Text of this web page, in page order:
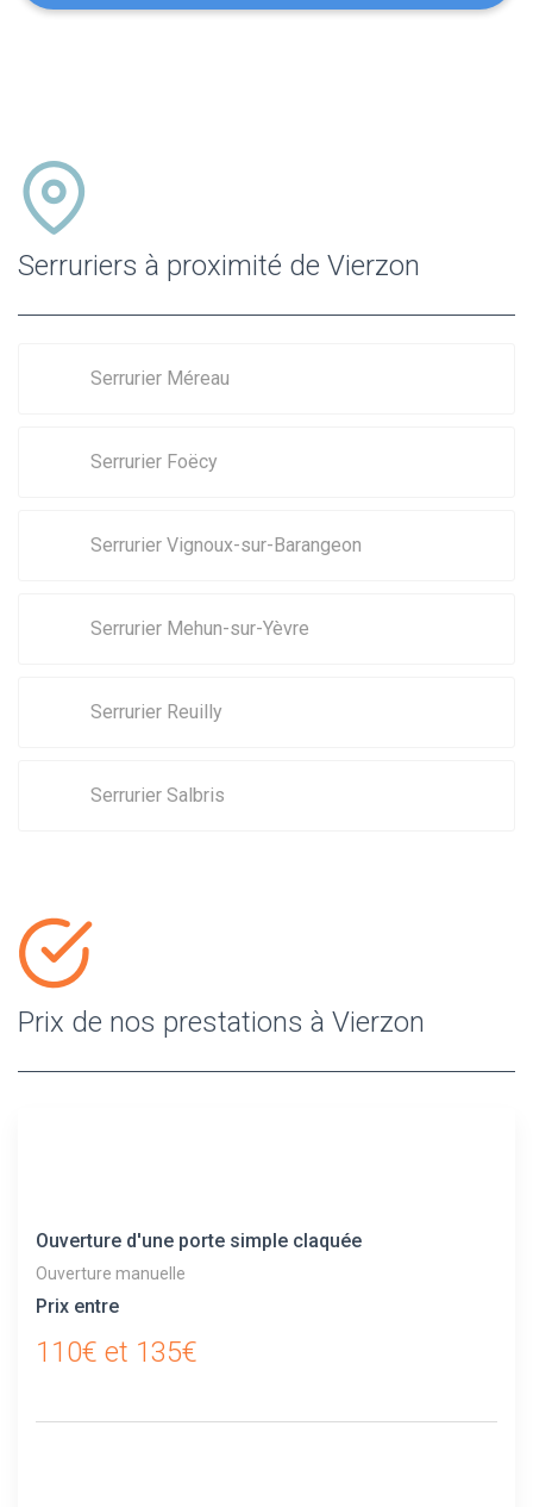
Serruriers à proximité de Vierzon
Serrurier Méreau
Serrurier Foëcy
Serrurier Vignoux-sur-Barangeon
Serrurier Mehun-sur-Yèvre
Serrurier Reuilly
Serrurier Salbris
Prix de nos prestations à Vierzon
Ouverture d'une porte simple claquée
Ouverture manuelle
Prix entre
110€ et 135€